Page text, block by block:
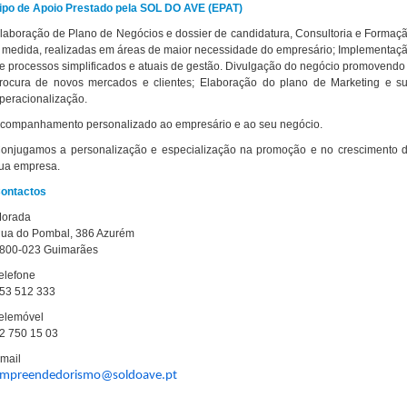
de Apoio Prestado pela SOL DO AVE (EPAT)
de Plano de Negócios e dossier de candidatura, Consultoria e
medida, realizadas em áreas de maior necessidade do empresário;
processos simplificados e atuais de gestão. Divulgação do negócio promovendo
de novos mercados e clientes; Elaboração do plano de Marketing e
personalizado ao empresário e ao seu negócio.
a personalização e especialização na promoção e no crescimento
empresa.
do Pombal, 386 Azurém
023 Guimarães
512 333
750 15 03